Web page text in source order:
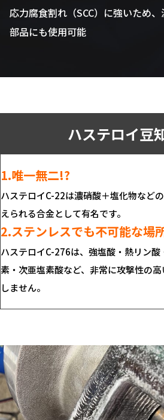
応力腐食割れ（SCC）に強いため
部品にも使用可能
ハステロイ豆
1.唯一無二!?
ハステロイC-22は濃硝酸＋塩化物など
えられる合金として有名です。
2.ステンレスでも不可能な場
ハステロイC-276は、強塩酸・熱リン酸
素・次亜塩素酸など、非常に攻撃性の
しません。